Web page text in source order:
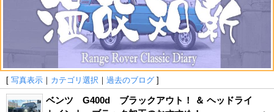
[ 写真表示 ｜ カテゴリ選択 ｜ 過去のブログ ]
ベンツ G400d ブラックアウト！ ＆ ヘッドライ